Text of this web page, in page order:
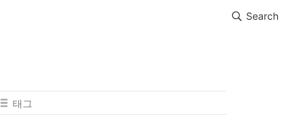
Search
태그